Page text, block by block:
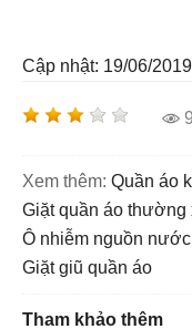
Cập nhật: 19/06/2019
Xem thêm:
quần áo
giặt quần áo thường
ô nhiễm nguồn
giặt giũ quần áo
Tham khảo thêm